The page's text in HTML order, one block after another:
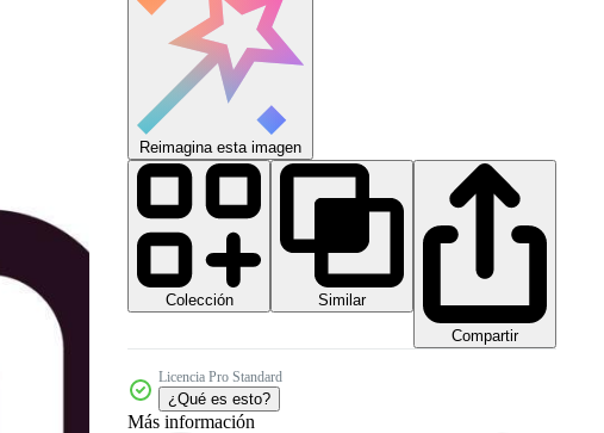
Reimagina esta imagen
Colección
Similar
Compartir
Licencia Pro Standard
¿Qué es esto?
Más información